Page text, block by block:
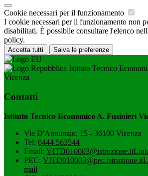
Cookie necessari per il funzionamento
I cookie necessari per il funzionamento non
disabilitati. È possibile consultare l'elenco
policy.
Accetta tutti Salva le preferenze
Istituto Tecnico
Vicenza
Contatti
Istituto Tecnico Economico A. Fusinieri
Via D'Annunzio, 15 - 36100 Vicenza
Tel: 0444 563544
Email: VITD010003@istruzione.it
PEC: VITD010003@pec.istruzione.it
mail